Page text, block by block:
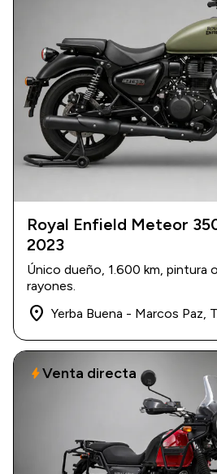
2023|
USD 4.500
Royal Enfield Meteor
2023
Único dueño, 1.600 km, pintura
rayones.
place Yerba Buena - Marcos Paz,
boltVenta directa